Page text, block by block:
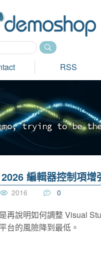
RSS
mo, tryi ng to be th
編輯器控制項增
2016 0
再說明如何調整 Visual
台的風險降到最低。